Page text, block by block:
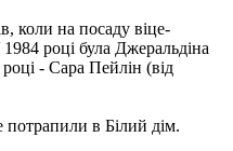
коли на посаду віце-
році була Джеральдіна
- Сара Пейлін (від
в Білий дім.